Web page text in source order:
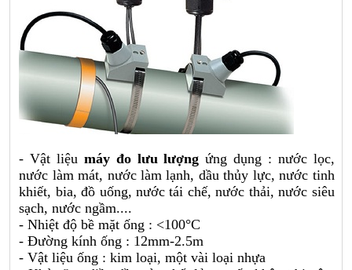
- Vật liệu máy đo lưu lượng ứng dụng : nước lọc,
nước làm mát, nước làm lạnh, dầu thủy lực, nước tinh
khiết, bia, đồ uống, nước tái chế, nước thải, nước siêu
sạch, nước ngầm....
- Nhiệt độ bề mặt ống : <100°C
- Đường kính ống : 12mm-2.5m
- Vật liệu ống : kim loại, một vài loại nhựa